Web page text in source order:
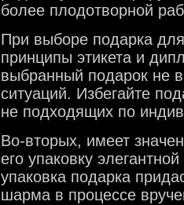
более плодотворной
При выборе подарка
принципы этикета и
выбранный подарок не
ситуаций. Избегайте
не подходящих по
Во-вторых, имеет
его упаковку
упаковка подарка
шарма в процессе